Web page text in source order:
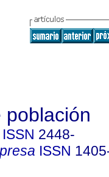
población
ISSN 2448-
ISSN